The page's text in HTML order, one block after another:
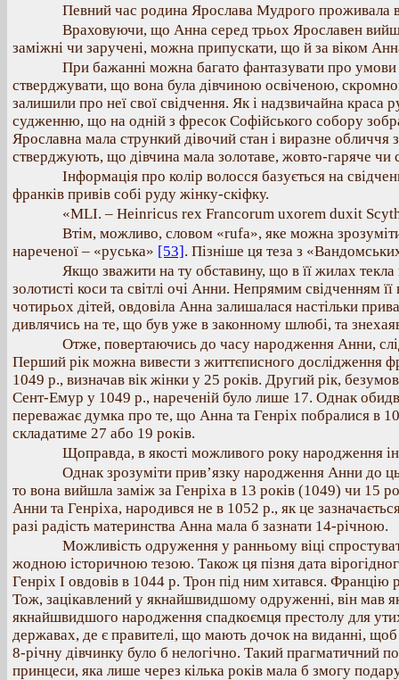
Певний час родина Ярослава Мудрого проживала
Враховуючи, що Анна серед трьох Ярославен
заміжні чи заручені, можна припускати, що й за віком
При бажанні можна багато фантазувати про
стверджувати, що вона була дівчиною освіченою,
залишили про неї свої свідчення. Як і надзвичайна краса
судженню, що на одній з фресок Софійського собору
Ярославна мала стрункий дівочий стан і виразне
стверджують, що дівчина мала золотаве, жовто-гаряче чи
Інформація про колір волосся базується на
франків привів собі руду жінку-скіфку.
«MLI. – Heinricus rex Francorum uxorem duxit
Втім, можливо, словом «rufa», яке можна
нареченої – «руська» [53]. Пізніше ця теза з
Якщо зважити на ту обставину, що в її жилах текла
золотисті коси та світлі очі Анни. Непрямим
чотирьох дітей, овдовіла Анна залишалася настільки
дивлячись на те, що був уже в законному шлюбі, та
Отже, повертаючись до часу народження Анни,
Перший рік можна вивести з життєписного дослідження
1049 р., визначав вік жінки у 25 років. Другий рік,
Сент-Емур у 1049 р., нареченій було лише 17. Однак
переважає думка про те, що Анна та Генріх побралися в
складатиме 27 або 19 років.
Щоправда, в якості можливого року народження
Однак зрозуміти прив’язку народження Анни до
то вона вийшла заміж за Генріха в 13 років (1049) чи 15
Анни та Генріха, народився не в 1052 р., як це
разі радість материнства Анна мала б зазнати 14-річною.
Можливість одруження у ранньому віці
жодною історичною тезою. Також ця пізня дата
Генріх І овдовів в 1044 р. Трон під ним хитався.
Тож, зацікавлений у якнайшвидшому одруженні, він мав
якнайшвидшого народження спадкоємця престолу для
державах, де є правителі, що мають дочок на виданні,
8-річну дівчинку було б нелогічно. Такий прагматичний
принцеси, яка лише через кілька років мала б змогу